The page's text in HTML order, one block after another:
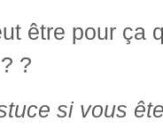
être pour ça
?
si vous